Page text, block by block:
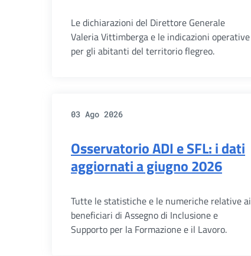
Le dichiarazioni del Direttore Generale
Valeria Vittimberga e le indicazioni operative
per gli abitanti del territorio flegreo.
03 Ago 2026
Osservatorio ADI e SFL: i dati
aggiornati a giugno 2026
Tutte le statistiche e le numeriche relative ai
beneficiari di Assegno di Inclusione e
Supporto per la Formazione e il Lavoro.